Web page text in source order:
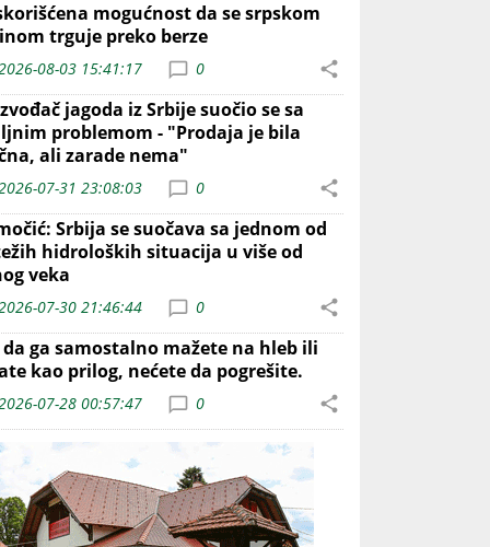
mogućnost da se srpskom
trguje preko berze
08-03 15:41:17 0
jagoda iz Srbije suočio se sa
problemom - "Prodaja je bila
ali zarade nema"
07-31 23:08:03 0
Srbija se suočava sa jednom od
hidroloških situacija u više od
veka
07-30 21:46:44 0
ga samostalno mažete na hleb ili
kao prilog, nećete da pogrešite.
07-28 00:57:47 0